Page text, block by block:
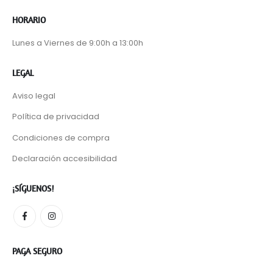
HORARIO
Lunes a Viernes de 9:00h a 13:00h
LEGAL
Aviso legal
Política de privacidad
Condiciones de compra
Declaración accesibilidad
¡SÍGUENOS!
PAGA SEGURO